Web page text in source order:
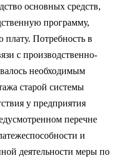
основных средств,
программу,
Потребность в
с производственно-
необходимым
старой системы
у предприятия
перечне
и
деятельности меры по